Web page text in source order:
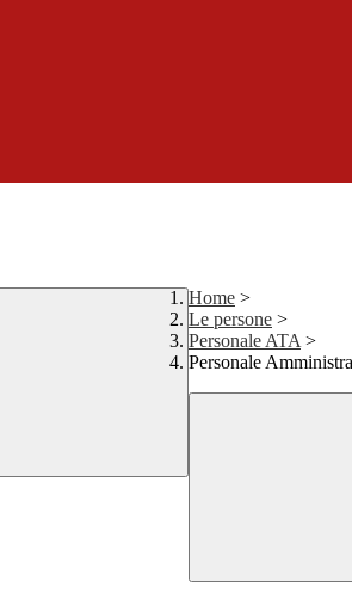
Home >
Le persone >
Personale ATA >
Personale